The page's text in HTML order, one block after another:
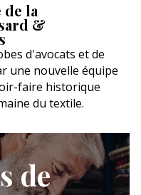
de la
&
d'avocats et de
une nouvelle équipe
faire historique
du textile.
de